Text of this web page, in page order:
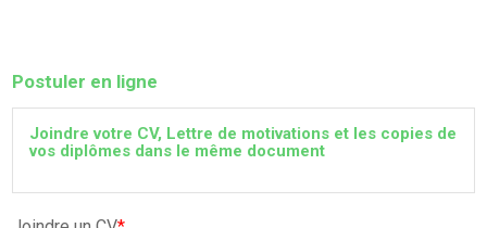
Postuler en ligne
Joindre votre CV, Lettre de motivations et les copies de
vos diplômes dans le même document